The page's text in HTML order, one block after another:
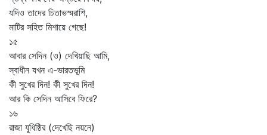
যদিও তাদের চিতাভস্মরাশি,
মাটির সহিত মিশায়ে গেছে!
১৫
আবার সেদিন (ও) দেখিয়াছি আমি,
স্বাধীন যখন এ-ভারতভূমি
কী সুখের দিন! কী সুখের দিন!
আর কি সেদিন আসিবে ফিরে?
১৬
রাজা যুধিষ্ঠির (দেখেছি নয়নে)